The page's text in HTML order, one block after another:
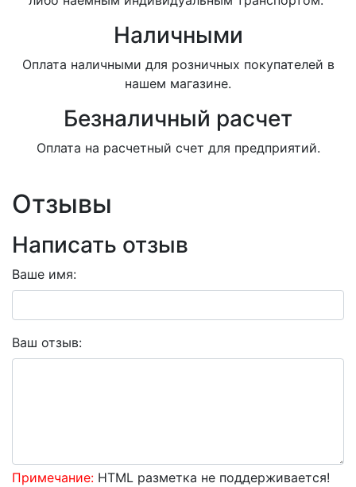
Наличными
Оплата наличными для розничных покупателей в
нашем магазине.
Безналичный расчет
Оплата на расчетный счет для предприятий.
Отзывы
Написать отзыв
Ваше имя:
Ваш отзыв:
Примечание: HTML разметка не поддерживается!